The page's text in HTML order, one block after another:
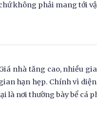
không phải mang tới
nhà tăng cao, nhiều
hạn hẹp. Chính vì
là nơi thường bày bể cá